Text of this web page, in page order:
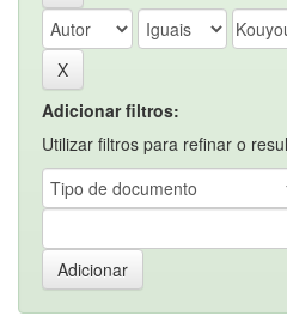
Adicionar filtros:
Utilizar filtros para refinar o